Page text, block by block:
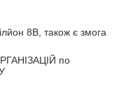
8В, також є змога
по